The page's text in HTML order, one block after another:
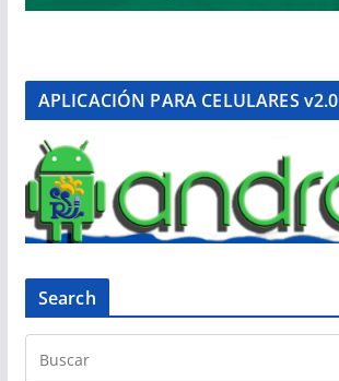
APLICACIÓN PARA CELULARES v2.0
Search